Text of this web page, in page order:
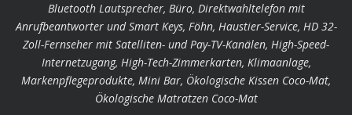
Bluetooth Lautsprecher, Büro, Direktwahltelefon mit
Anrufbeantworter und Smart Keys, Föhn, Haustier-Service, HD 32-
Zoll-Fernseher mit Satelliten- und Pay-TV-Kanälen, High-Speed-
Internetzugang, High-Tech-Zimmerkarten, Klimaanlage,
Markenpflegeprodukte, Mini Bar, Ökologische Kissen Coco-Mat,
Ökologische Matratzen Coco-Mat